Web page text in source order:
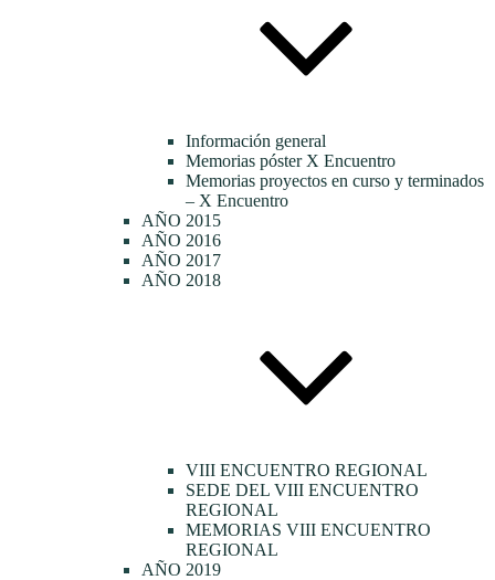
Información general
Memorias póster X Encuentro
Memorias proyectos en curso y terminados
– X Encuentro
AÑO 2015
AÑO 2016
AÑO 2017
AÑO 2018
VIII ENCUENTRO REGIONAL
SEDE DEL VIII ENCUENTRO
REGIONAL
MEMORIAS VIII ENCUENTRO
REGIONAL
AÑO 2019